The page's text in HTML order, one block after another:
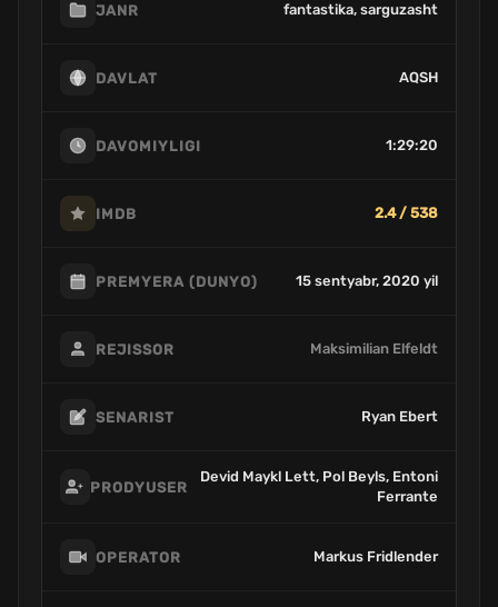
JANR fantastika, sarguzasht
DAVLAT AQSH
DAVOMIYLIGI 1:29:20
IMDB 2.4 / 538
PREMYERA (DUNYO) 15 sentyabr, 2020 yil
REJISSOR Maksimilian Elfeldt
SENARIST Ryan Ebert
PRODYUSER
Devid Maykl Lett, Pol Beyls, Entoni
Ferrante
OPERATOR Markus Fridlender